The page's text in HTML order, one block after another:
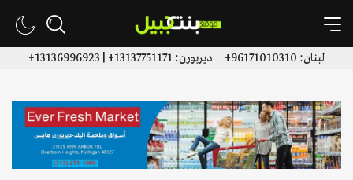
لبنان: 96171010310+ ديربورن: 13137751171+ | 13136996923+